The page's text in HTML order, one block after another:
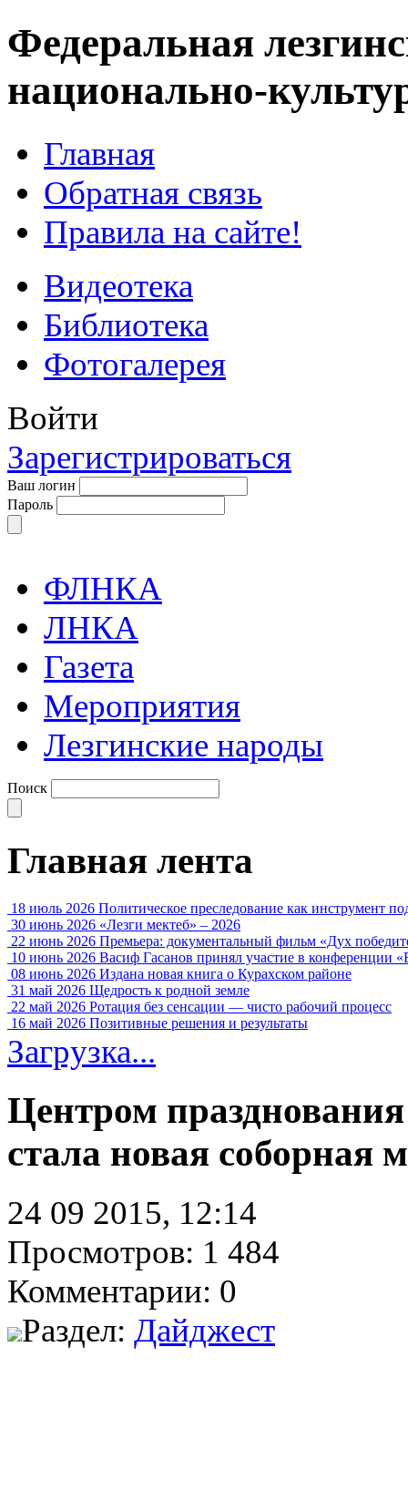
Федеральная
национально-
Главная
Обратная связь
Правила на сайте!
Видеотека
Библиотека
Фотогалерея
Войти
Зарегистрироваться
Ваш логин
Пароль
ФЛНКА
ЛНКА
Газета
Мероприятия
Лезгинские народы
Поиск
Главная лента
18 июль 2026 Политическое преследование как инструмент
30 июнь 2026 «Лезги мектеб» – 2026
22 июнь 2026 Премьера: документальный фильм «Дух
10 июнь 2026 Васиф Гасанов принял участие в конференции
08 июнь 2026 Издана новая книга о Курахском районе
31 май 2026 Щедрость к родной земле
22 май 2026 Ротация без сенсации — чисто рабочий процесс
16 май 2026 Позитивные решения и результаты
Загрузка...
Центром
стала новая соборная
24 09 2015, 12:14
Просмотров: 1 484
Комментарии: 0
Раздел: Дайджест